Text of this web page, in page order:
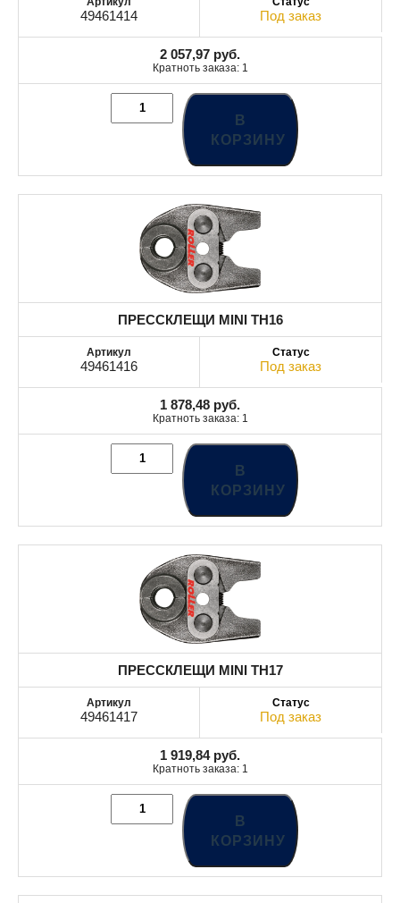
49461414 Под заказ
2 057,97 руб.
Кратноть заказа: 1
В
КОРЗИНУ
ПРЕССКЛЕЩИ MINI TH16
49461416 Под заказ
1 878,48 руб.
Кратноть заказа: 1
В
КОРЗИНУ
ПРЕССКЛЕЩИ MINI TH17
49461417 Под заказ
1 919,84 руб.
Кратноть заказа: 1
В
КОРЗИНУ